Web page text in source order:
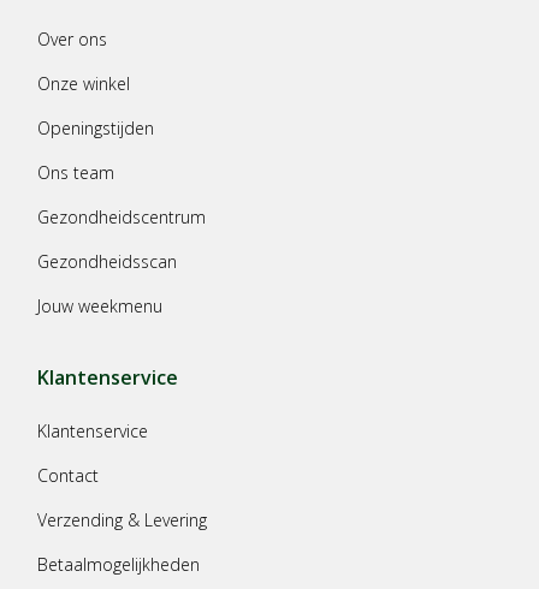
Over ons
Onze winkel
Openingstijden
Ons team
Gezondheidscentrum
Gezondheidsscan
Jouw weekmenu
Klantenservice
Klantenservice
Contact
Verzending & Levering
Betaalmogelijkheden